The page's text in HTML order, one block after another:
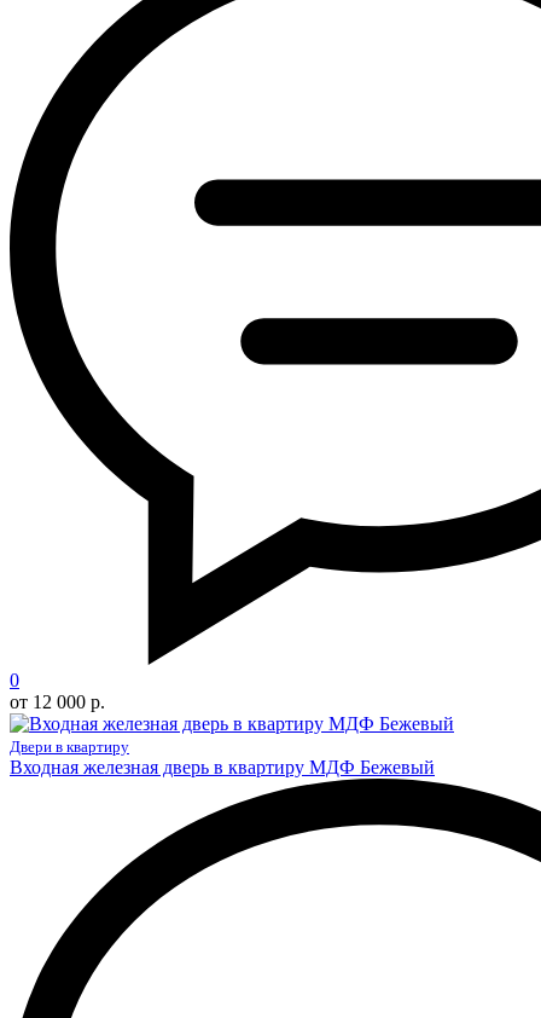
0
от 12 000 р.
Двери в квартиру
Входная железная дверь в квартиру МДФ Бежевый